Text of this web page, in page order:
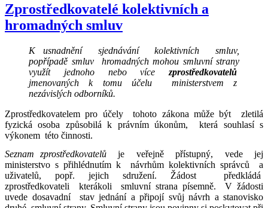
Zprostředkovatelé kolektivních a
hromadných smluv
K usnadnění sjednávání kolektivních smluv,
popřípadě smluv hromadných mohou smluvní strany
využít jednoho nebo více zprostředkovatelů
jmenovaných k tomu účelu ministerstvem z
nezávislých odborníků.
Zprostředkovatelem pro účely tohoto zákona může být zletilá
fyzická osoba způsobilá k právním úkonům, která souhlasí s
výkonem této činnosti.
Seznam zprostředkovatelůje veřejně přístupný, vede jej
ministerstvo s přihlédnutím k návrhům kolektivních správců a
uživatelů, popř. jejich sdružení. Žádost předkládá
zprostředkovateli kterákoli smluvní strana písemně. V žádosti
uvede dosavadní stav jednání a připojí svůj návrh a stanovisko